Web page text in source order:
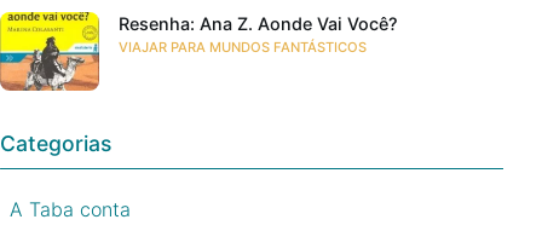
Resenha: Ana Z. Aonde Vai Você?
VIAJAR PARA MUNDOS FANTÁSTICOS
Categorias
A Taba conta